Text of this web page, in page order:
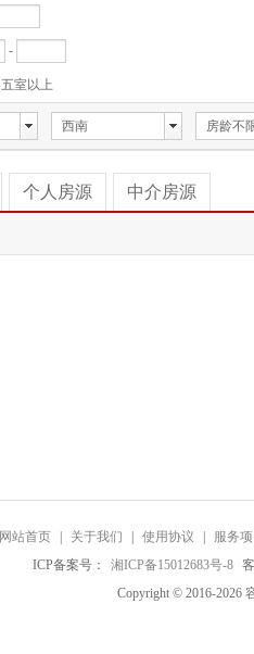
-
五室以上
西南 房龄不
个人房源 中介房源
网站首页 关于我们 使用协议 服务项
ICP备案号：
湘ICP备15012683号-8
Copyright © 2016-2026